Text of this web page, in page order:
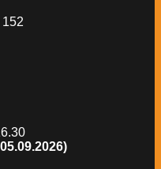
152